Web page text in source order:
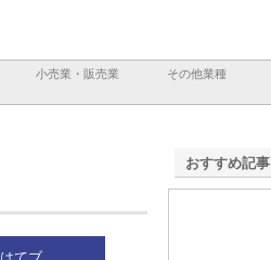
小売業・販売業 その他業種
おすすめ記事